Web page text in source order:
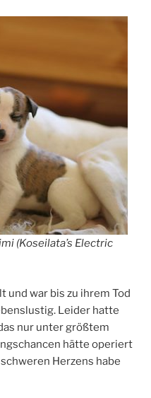
(Koseilata’s Electric
und war bis zu ihrem Tod
Leider hatte
nur unter größtem
hätte operiert
Herzens habe